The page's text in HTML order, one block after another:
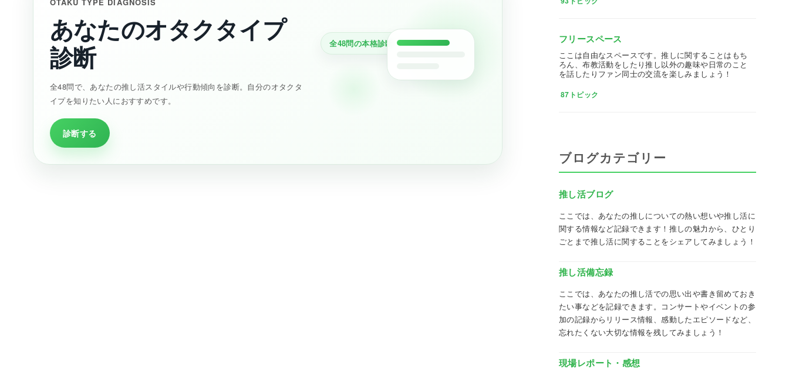
あなたのオタクタイプ
診断
全48問で、あなたの推し活スタイルや行動傾向を診断。自分のオタクタ
イプを知りたい人におすすめです。
診断する
全48問の本格診断 フリースペース
ここは自由なスペースです。推しに関することはもち
ろん、布教活動をしたり推し以外の趣味や日常のこと
を話したりファン同士の交流を楽しみましょう！
87トピック
ブログカテゴリー
推し活ブログ
ここでは、あなたの推しについての熱い想いや推し活に
関する情報など記録できます！推しの魅力から、ひとり
ごとまで推し活に関することをシェアしてみましょう！
推し活備忘録
ここでは、あなたの推し活での思い出や書き留めておき
たい事などを記録できます。コンサートやイベントの参
加の記録からリリース情報、感動したエピソードなど、
忘れたくない大切な情報を残してみましょう！
現場レポート・感想